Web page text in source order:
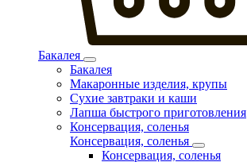
Бакалея
Бакалея
Макаронные изделия, крупы
Сухие завтраки и каши
Лапша быстрого приготовления
Консервация, соленья
Консервация, соленья
Консервация, соленья